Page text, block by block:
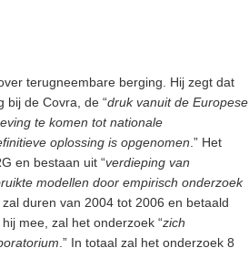
terugneembare berging. Hij zegt dat
bij de Covra, de “druk vanuit de Europese
te komen tot nationale
oplossing is opgenomen .” Het
en bestaan uit “verdieping van
modellen door empirisch onderzoek
zal duren van 2004 tot 2006 en betaald
mee, zal het onderzoek “zich
.” In totaal zal het onderzoek 8